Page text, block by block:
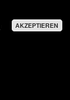
AKZEPTIEREN